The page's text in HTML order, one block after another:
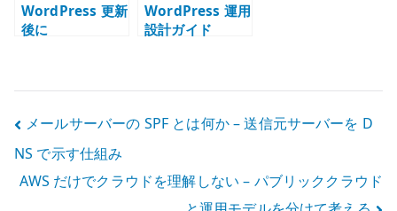
WordPress 更新
後に
WAF の偽陽性と
WordPress 運用
設計ガイド
投
稿
ナ
メールサーバーの SPF とは何か – 送信元サーバーを D
NS で示す仕組み
AWS だけでクラウドを理解しない – パブリッククラウド